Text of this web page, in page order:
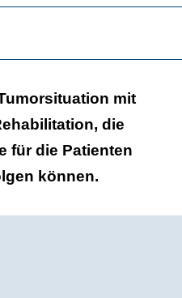
mit
die
für die Patienten
können.